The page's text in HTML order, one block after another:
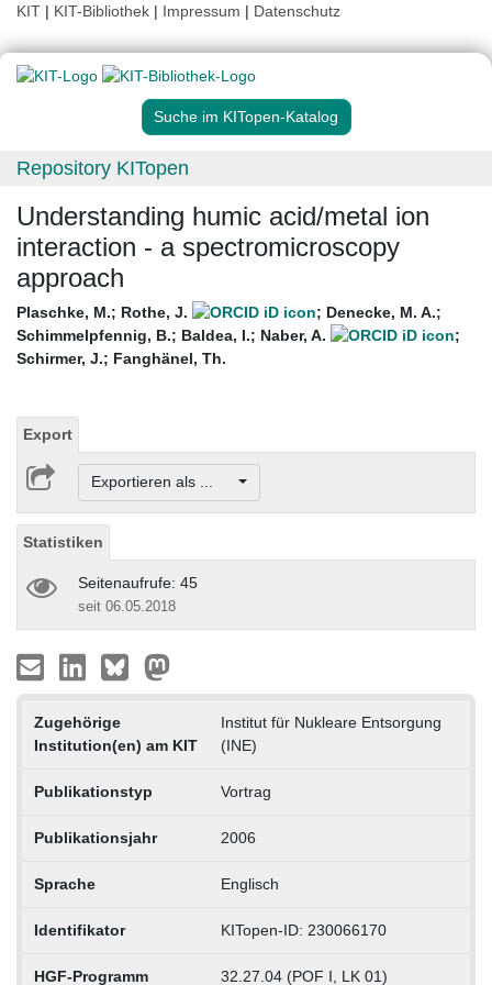
KIT | KIT-Bibliothek | Impressum | Datenschutz
Suche im KITopen-Katalog
Repository KITopen
Understanding humic acid/metal ion
interaction - a spectromicroscopy
approach
Plaschke, M.; Rothe, J. ; Denecke, M. A.;
Schimmelpfennig, B.; Baldea, I.; Naber, A.
;
Schirmer, J.; Fanghänel, Th.
Export
Exportieren als ...
Statistiken
Seitenaufrufe: 45
seit 06.05.2018
Zugehörige
Institution(en) am KIT
Institut für Nukleare Entsorgung
(INE)
Publikationstyp Vortrag
Publikationsjahr 2006
Sprache Englisch
Identifikator KITopen-ID: 230066170
HGF-Programm 32.27.04 (POF I, LK 01)